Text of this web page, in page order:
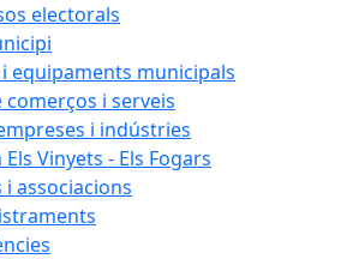
electorals
i equipaments municipals
comerços i serveis
i indústries
Vinyets - Els Fogars
i associacions